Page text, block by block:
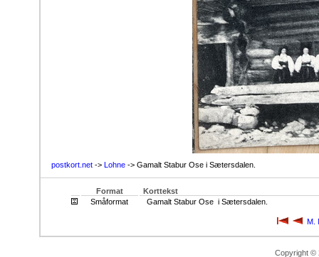
postkort.net -> Lohne -> Gamalt Stabur Ose i Sætersdalen.
Format
Korttekst
Småformat
Gamalt Stabur Ose i Sætersdalen.
M.
Copyright ©